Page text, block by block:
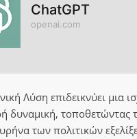
ChatGPT
openai.com
Λύση επιδεικνύει μια
δυναμική, τοποθετώντας
των πολιτικών